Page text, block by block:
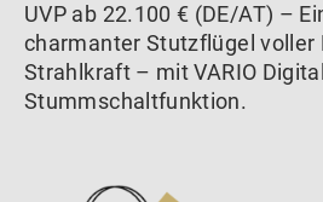
UVP ab 22.100 € (DE/AT) –
charmanter Stutzflügel voller
Strahlkraft – mit VARIO
Stummschaltfunktion.